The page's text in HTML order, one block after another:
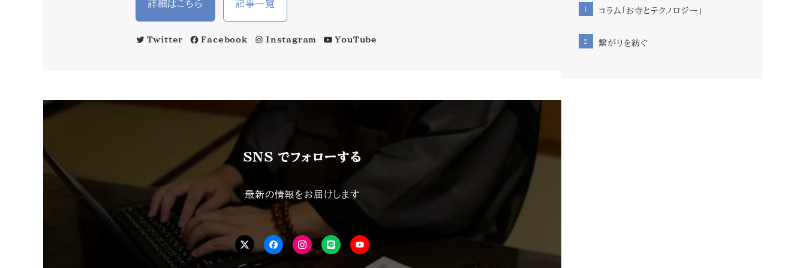
詳細はこちら 記事一覧
Twitter Facebook Instagram YouTube
SNS でフォローする
最新の情報をお届けします
Tw FB isntaLINE YouTube
コラム「お寺とテクノロジー」
繋がりを紡ぐ